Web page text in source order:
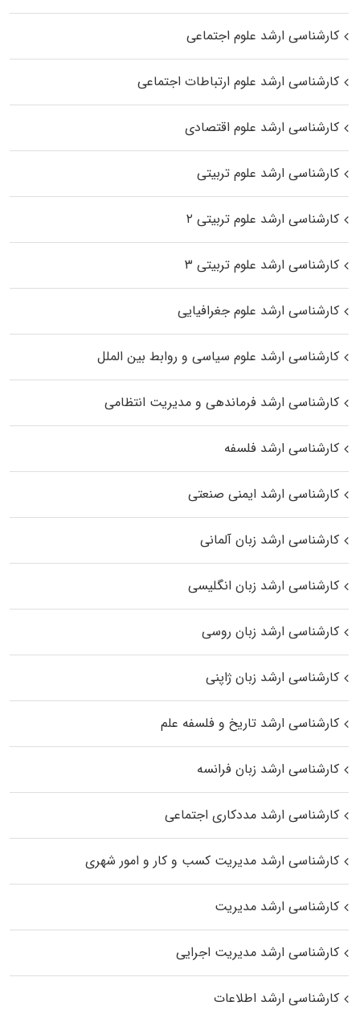
کارشناسی ارشد علوم اجتماعی
کارشناسی ارشد علوم ارتباطات اجتماعی
کارشناسی ارشد علوم اقتصادی
کارشناسی ارشد علوم تربیتی
کارشناسی ارشد علوم تربیتی ۲
کارشناسی ارشد علوم تربیتی ۳
کارشناسی ارشد علوم جغرافیایی
کارشناسی ارشد علوم سیاسی و روابط بین الملل
کارشناسی ارشد فرماندهی و مدیریت انتظامی
کارشناسی ارشد فلسفه
کارشناسی ارشد ایمنی صنعتی
کارشناسی ارشد زبان آلمانی
کارشناسی ارشد زبان انگلیسی
کارشناسی ارشد زبان روسی
کارشناسی ارشد زبان ژاپنی
کارشناسی ارشد تاریخ و فلسفه علم
کارشناسی ارشد زبان فرانسه
کارشناسی ارشد مددکاری اجتماعی
کارشناسی ارشد مدیریت کسب و کار و امور شهری
کارشناسی ارشد مدیریت
کارشناسی ارشد مدیریت اجرایی
کارشناسی ارشد اطلاعات